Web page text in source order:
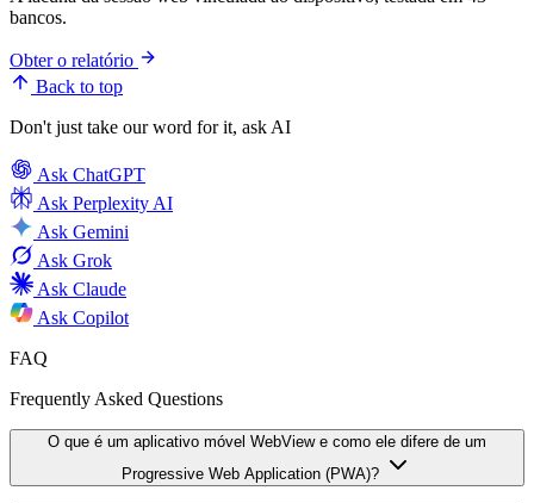
bancos.
Obter o relatório
Back to top
Don't just take our word for it, ask AI
Ask ChatGPT
Ask Perplexity AI
Ask Gemini
Ask Grok
Ask Claude
Ask Copilot
FAQ
Frequently Asked Questions
O que é um aplicativo móvel WebView e como ele difere de um
Progressive Web Application (PWA)?